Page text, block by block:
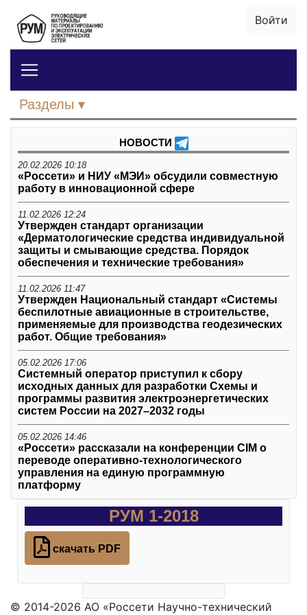
Войти
Разделы
НОВОСТИ
20.02.2026 10:18
«Россети» и НИУ «МЭИ» обсудили совместную
работу в инновационной сфере
11.02.2026 12:24
Утвержден стандарт организации
«Дерматологические средства индивидуальной
защиты и смывающие средства. Порядок
обеспечения и технические требования»
11.02.2026 11:47
Утвержден Национальный стандарт «Системы
беспилотные авиационные в строительстве,
применяемые для производства геодезических
работ. Общие требования»
05.02.2026 17:06
Системный оператор приступил к сбору
исходных данных для разработки Схемы и
программы развития электроэнергетических
систем России на 2027–2032 годы
05.02.2026 14:46
«Россети» рассказали на конференции CIM о
переводе оперативно-технологического
управления на единую программную
платформу
РУМ 1-2018
скачать PDF
© 2014-2026 АО «Россети Научно-технический